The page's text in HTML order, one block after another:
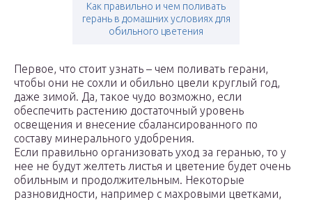
Как правильно и чем поливать
герань в домашних условиях для
обильного цветения
Первое, что стоит узнать – чем поливать герани,
чтобы они не сохли и обильно цвели круглый год,
даже зимой. Да, такое чудо возможно, если
обеспечить растению достаточный уровень
освещения и внесение сбалансированного по
составу минерального удобрения.
Если правильно организовать уход за геранью, то у
нее не будут желтеть листья и цветение будет очень
обильным и продолжительным. Некоторые
разновидности, например с махровыми цветками,